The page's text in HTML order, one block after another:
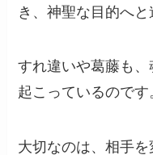
き、神聖な目的へと
すれ違いや葛藤も
起こっているのです
大切なのは、相手を